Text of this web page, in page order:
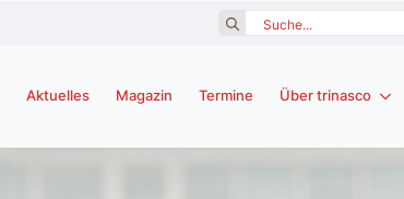
Search
Aktuelles Magazin Termine Über trinasco